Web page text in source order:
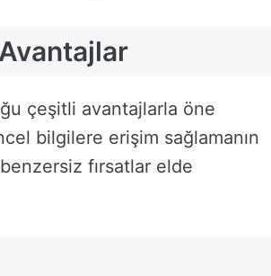
çeşitli avantajlarla öne
bilgilere erişim sağlamanın
fırsatlar elde